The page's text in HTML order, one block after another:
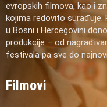
evropskih filmova, kao i
kojima redovito surađuje.
u Bosni i Hercegovini
produkcije – od
festivala pa sve do
Filmovi